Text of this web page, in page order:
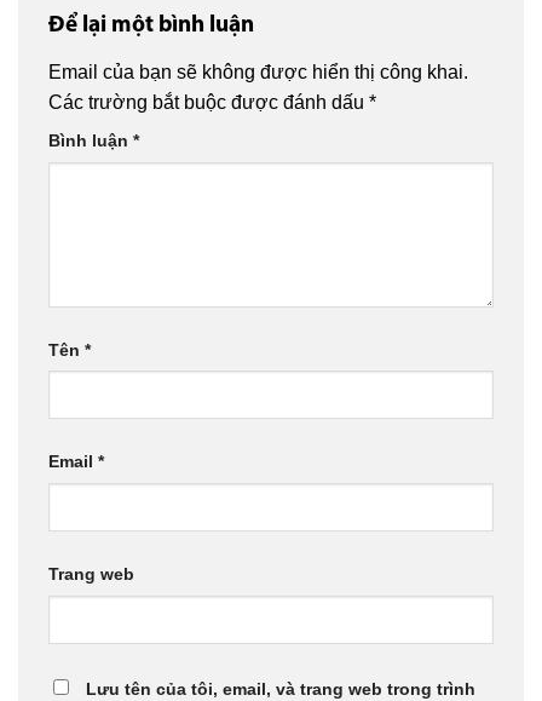
Để lại một bình luận
Email của bạn sẽ không được hiển thị công khai.
Các trường bắt buộc được đánh dấu *
Bình luận *
Tên *
Email *
Trang web
Lưu tên của tôi, email, và trang web trong trình